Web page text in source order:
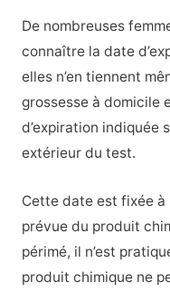
De nombreuses
connaître la date
elles n’en tiennent
grossesse à domicile
d’expiration indiquée
extérieur du test.
Cette date est fixée
prévue du produit
périmé, il n’est
produit chimique ne